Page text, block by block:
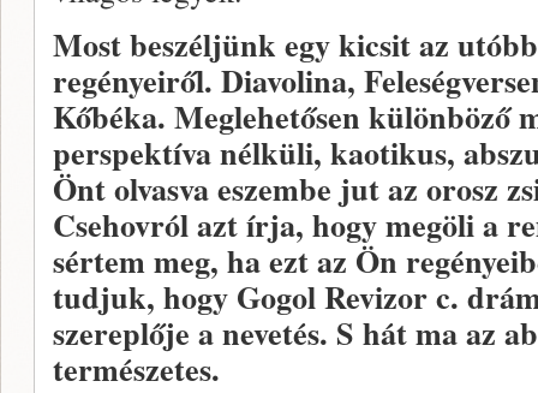
Most beszéljünk egy kicsit az
regényeiről. Diavolina,
Kőbéka. Meglehetősen különböző
perspektíva nélküli, kaotikus,
Önt olvasva eszembe jut az orosz
Csehovról azt írja, hogy megöli a
sértem meg, ha ezt az Ön
tudjuk, hogy Gogol Revizor c.
szereplője a nevetés. S hát ma az
természetes.